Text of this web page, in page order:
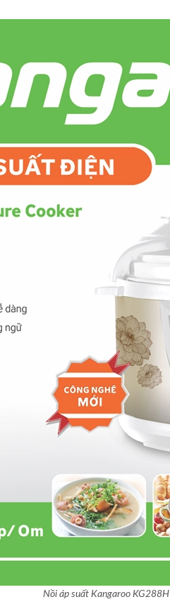
Nồi áp suất Kangaroo KG288H